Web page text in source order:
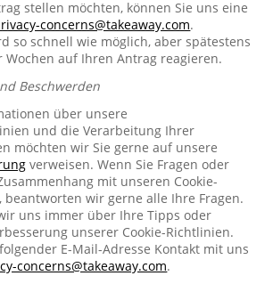
stellen möchten, können Sie uns eine
concerns@takeaway.com.
so schnell wie möglich, aber spätestens
auf Ihren Antrag reagieren.
Beschwerden
über unsere
und die Verarbeitung Ihrer
möchten wir Sie gerne auf unsere
verweisen. Wenn Sie Fragen oder
mit unseren Cookie-
beantworten wir gerne alle Ihre Fragen.
uns immer über Ihre Tipps oder
unserer Cookie-Richtlinien.
E-Mail-Adresse Kontakt mit uns
concerns@takeaway.com.